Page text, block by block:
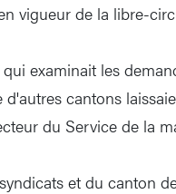
vigueur de la libre-
examinait les
cantons
du Service de la
et du canton